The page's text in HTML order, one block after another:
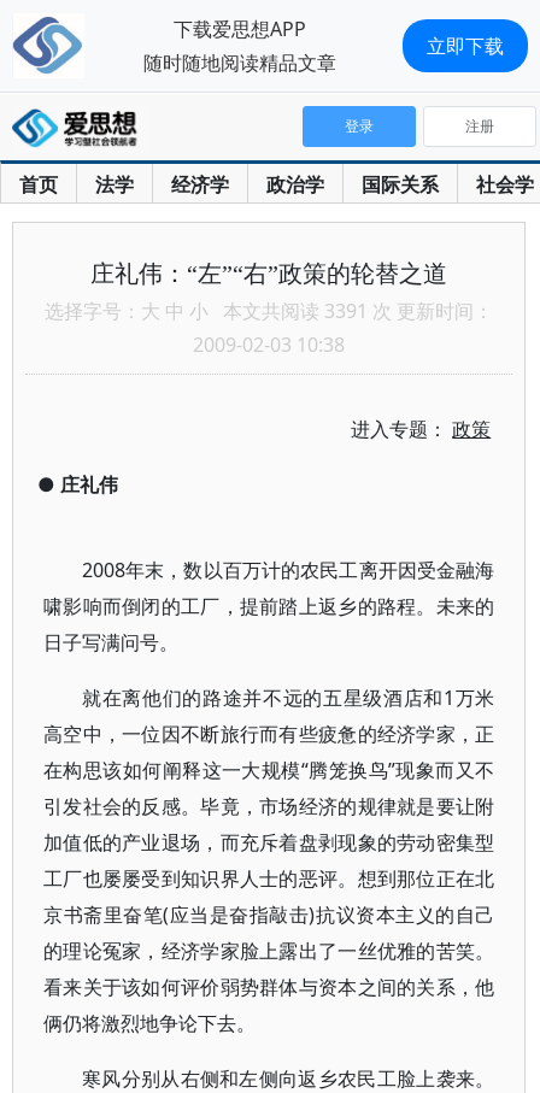
首页 法学 经济学 政治学 国际关系 社会学
登录 注册
庄礼伟：“左”“右”政策的轮替之道
选择字号： 大 中 小 本文共阅读 3391 次 更新时间：
2009-02-03 10:38
进入专题：政策
● 庄礼伟
2008年末，数以百万计的农民工离开因受金融海
啸影响而倒闭的工厂，提前踏上返乡的路程。未来的
日子写满问号。
就在离他们的路途并不远的五星级酒店和1万米
高空中，一位因不断旅行而有些疲惫的经济学家，正
在构思该如何阐释这一大规模“腾笼换鸟”现象而又不
引发社会的反感。毕竟，市场经济的规律就是要让附
加值低的产业退场，而充斥着盘剥现象的劳动密集型
工厂也屡屡受到知识界人士的恶评。想到那位正在北
京书斋里奋笔(应当是奋指敲击)抗议资本主义的自己
的理论冤家，经济学家脸上露出了一丝优雅的苦笑。
看来关于该如何评价弱势群体与资本之间的关系，他
俩仍将激烈地争论下去。
寒风分别从右侧和左侧向返乡农民工脸上袭来。
下载爱思想APP
随时随地阅读精品文章
立即下载